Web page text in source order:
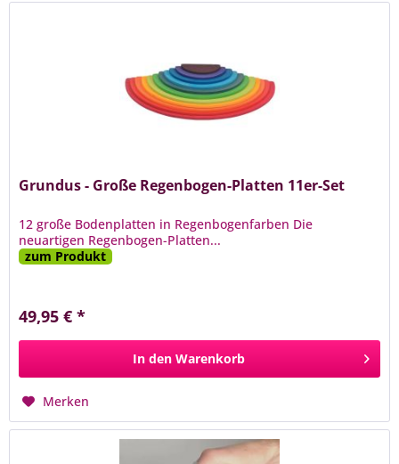
Grundus - Große Regenbogen-Platten 11er-Set
12 große Bodenplatten in Regenbogenfarben Die
neuartigen Regenbogen-Platten...
zum Produkt
49,95 € *
In den Warenkorb
Merken